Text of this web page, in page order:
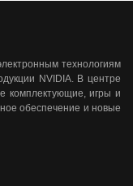
технологиям
NVIDIA. В центре
комплектующие, игры и
обеспечение и новые